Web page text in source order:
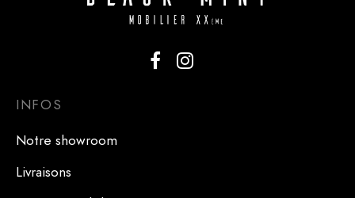
INFOS
Notre showroom
Livraisons